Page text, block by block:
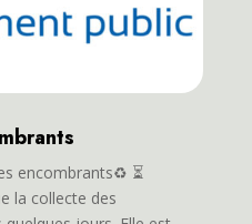
encombrants♻️ ⏳
la collecte des